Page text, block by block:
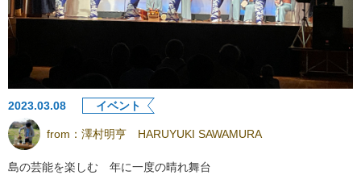
2023.03.08 イベント
from： 澤村明亨 HARUYUKI SAWAMURA
島の芸能を楽しむ 年に一度の晴れ舞台